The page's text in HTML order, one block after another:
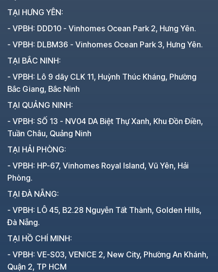
TẠI HƯNG YÊN:
- VPBH: DDD10 - Vinhomes Ocean Park 2, Hưng Yên.
- VPBH: DLBM36 - Vinhomes Ocean Park 3, Hưng Yên.
TẠI BẮC NINH:
- VPBH: Lô 9 dãy CLK 11, Huỳnh Thúc Kháng, Phường
Bắc Giang, Bắc Ninh
TẠI QUẢNG NINH:
- VPBH: SỐ 13 - NV04 DA Biệt Thự Xanh, Khu Đồn Điền,
Tuần Châu, Quảng Ninh
TẠI HẢI PHÒNG:
- VPBH: HP-67, Vinhomes Royal Island, Vũ Yên, Hải
Phòng.
TẠI ĐÀ NẴNG:
- VPBH: LÔ 45, B2.28 Nguyễn Tất Thành, Golden Hills,
Đà Nẵng.
TẠI HỒ CHÍ MINH:
- VPBH: VE-S03, VENICE 2, New City, Phường An Khánh,
Quận 2, TP HCM